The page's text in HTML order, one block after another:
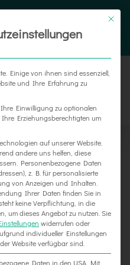
Instagram
Xing
Berberich
Einige von ihnen sind essenziell,
und Ihre Erfahrung zu
Einwilligung zu optionalen
Erziehungsberechtigten um
auf unserer Website.
andere uns helfen, diese
Personenbezogene Daten
z. B. für personalisierte
von Anzeigen und Inhalten.
Ihrer Daten finden Sie in
keine Verpflichtung, in die
um dieses Angebot zu nutzen. Sie
widerrufen oder
individueller Einstellungen
Website verfügbar sind.
Daten in den USA. Mit